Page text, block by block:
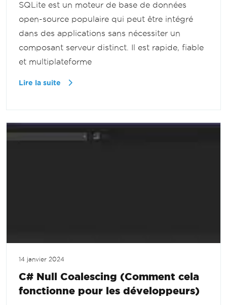
SQLite est un moteur de base de données
open-source populaire qui peut être intégré
dans des applications sans nécessiter un
composant serveur distinct. Il est rapide, fiable
et multiplateforme
Lire la suite
14 janvier 2024
C# Null Coalescing (Comment cela
fonctionne pour les développeurs)